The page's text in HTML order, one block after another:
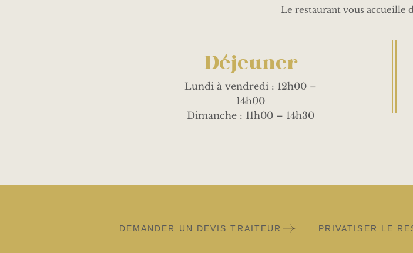
Le restaurant vous accueille
Déjeuner
Lundi à vendredi : 12h00 –
14h00
Dimanche : 11h00 – 14h30
DEMANDER UN DEVIS TRAITEUR PRIVATISER LE